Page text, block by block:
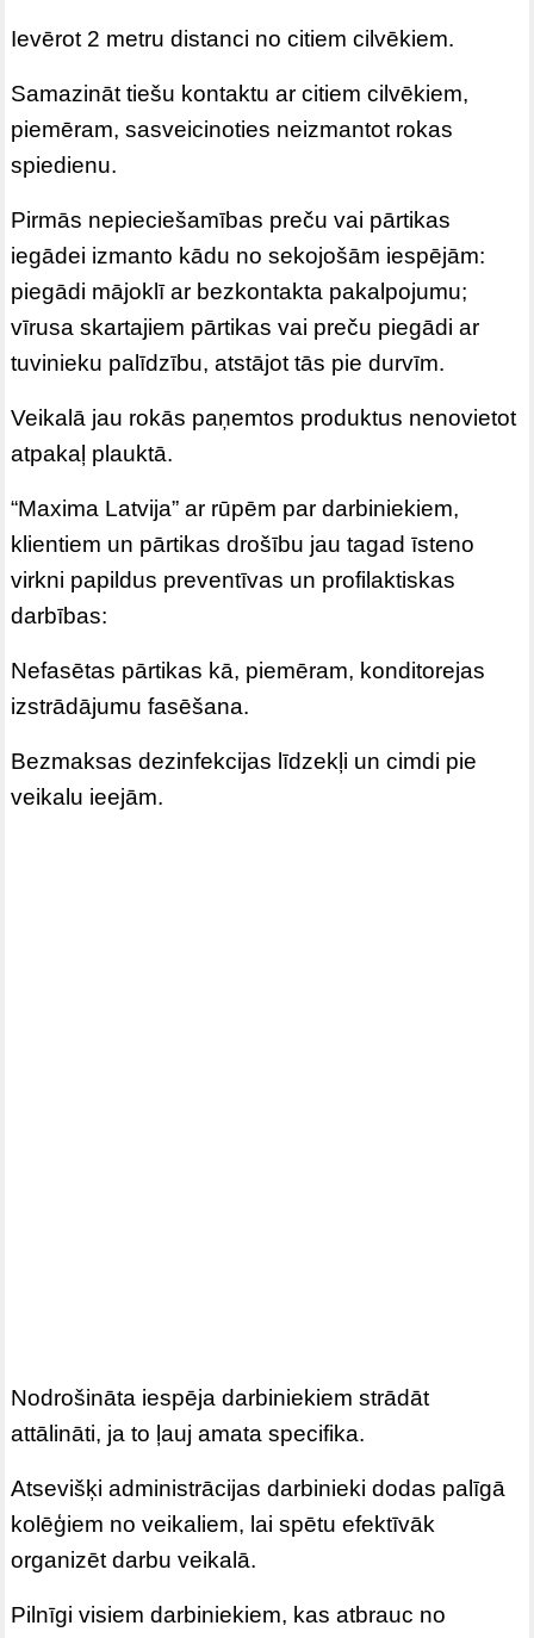
Ievērot 2 metru distanci no citiem cilvēkiem.
Samazināt tiešu kontaktu ar citiem cilvēkiem,
piemēram, sasveicinoties neizmantot rokas
spiedienu.
Pirmās nepieciešamības preču vai pārtikas
iegādei izmanto kādu no sekojošām iespējām:
piegādi mājoklī ar bezkontakta pakalpojumu;
vīrusa skartajiem pārtikas vai preču piegādi ar
tuvinieku palīdzību, atstājot tās pie durvīm.
Veikalā jau rokās paņemtos produktus nenovietot
atpakaļ plauktā.
“Maxima Latvija” ar rūpēm par darbiniekiem,
klientiem un pārtikas drošību jau tagad īsteno
virkni papildus preventīvas un profilaktiskas
darbības:
Nefasētas pārtikas kā, piemēram, konditorejas
izstrādājumu fasēšana.
Bezmaksas dezinfekcijas līdzekļi un cimdi pie
veikalu ieejām.
Nodrošināta iespēja darbiniekiem strādāt
attālināti, ja to ļauj amata specifika.
Atsevišķi administrācijas darbinieki dodas palīgā
kolēģiem no veikaliem, lai spētu efektīvāk
organizēt darbu veikalā.
Pilnīgi visiem darbiniekiem, kas atbrauc no